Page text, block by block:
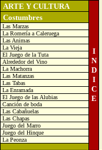
ARTE Y CULTURA
I
N
D
I
C
E
Costumbres
Las Marzas
La Romería a Caleruega
Las Animas
La Vieja
El Juego de la Tuta
Alrededor del Vino
La Machorra
Las Matanzas
Las Tabas
La Enramada
El Juego de las Alubias
Canción de boda
Las Cabañuelas
Las Chapas
Juego del Marro
Juego del Hinque
La Peonza